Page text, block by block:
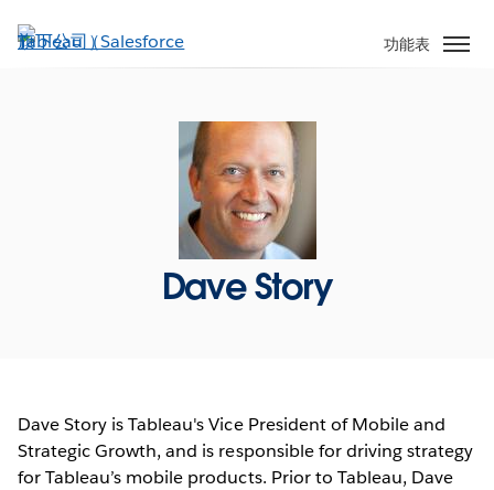
至
功能表
Dave Story
Dave Story is Tableau's Vice President of Mobile and
Strategic Growth, and is responsible for driving strategy
for Tableau’s mobile products. Prior to Tableau, Dave